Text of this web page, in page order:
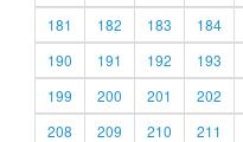
181
182 183 184
190
191 192 193
199
200 201 202
208
209 210 211